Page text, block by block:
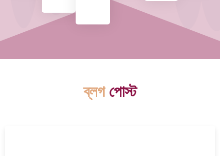
ব্লগ পোস্ট